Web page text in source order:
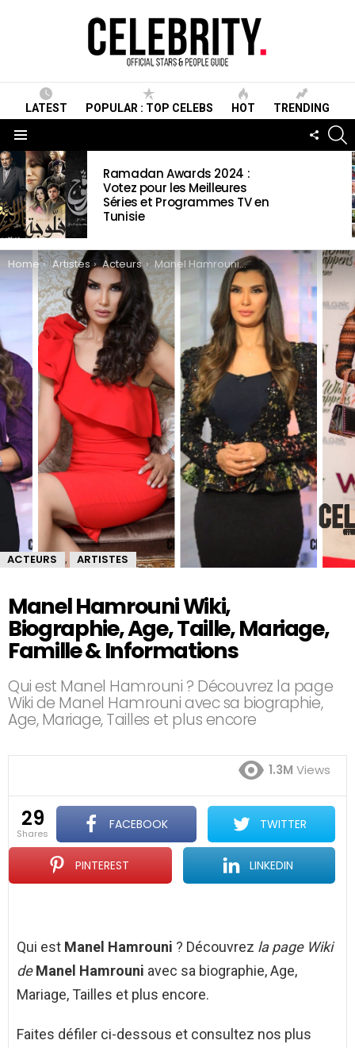
LATEST POPULAR : TOP CELEBS HOT TRENDING
LATEST
STORIES
Ramadan Awards 2024 :
Votez pour les Meilleures
Séries et Programmes TV en
Tunisie
You are here:
Home Artistes Acteurs Manel Hamrouni Wiki, Biographie, Age, Taille, Mariage, Famille & Informations
ACTEURS , ARTISTES
Manel Hamrouni Wiki,
Biographie, Age, Taille, Mariage,
Famille & Informations
Qui est Manel Hamrouni ? Découvrez la page
Wiki de Manel Hamrouni avec sa biographie,
Age, Mariage, Tailles et plus encore
1.3M Views
29
shares
FACEBOOK TWITTER
PINTEREST LINKEDIN
Qui est Manel Hamrouni ? Découvrez la page Wiki
deManel Hamrouni avec sa biographie, Age,
Mariage, Tailles et plus encore.
Faites défiler ci-dessous et consultez nos plus